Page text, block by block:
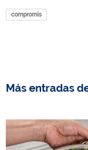
compromís
Más entradas